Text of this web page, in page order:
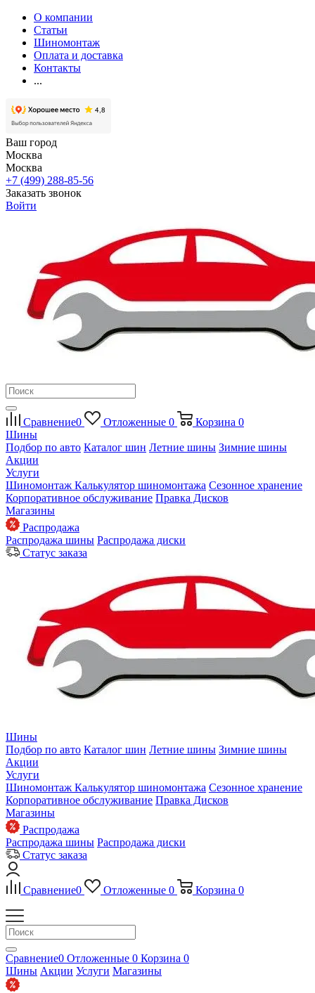
О компании
Статьи
Шиномонтаж
Оплата и доставка
Контакты
...
Ваш город
Москва
Москва
+7 (499) 288-85-56
Заказать звонок
Войти
Сравнение0 Отложенные 0 Корзина 0
Шины
Подбор по авто Каталог шин Летние шины Зимние шины
Акции
Услуги
Шиномонтаж Калькулятор шиномонтажа Сезонное хранение
Корпоративное обслуживание Правка Дисков
Магазины
Распродажа
Распродажа шины Распродажа диски
Статус заказа
Шины
Подбор по авто Каталог шин Летние шины Зимние шины
Акции
Услуги
Шиномонтаж Калькулятор шиномонтажа Сезонное хранение
Корпоративное обслуживание Правка Дисков
Магазины
Распродажа
Распродажа шины Распродажа диски
Статус заказа
Сравнение0 Отложенные 0 Корзина 0
Сравнение0 Отложенные 0 Корзина 0
Шины Акции Услуги Магазины